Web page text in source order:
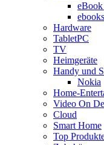
eBook
ebooks
Hardware
TabletPC
TV
Heimgeräte
Handy und
Nokia
Home-
Video On
Cloud
Smart Home
Top